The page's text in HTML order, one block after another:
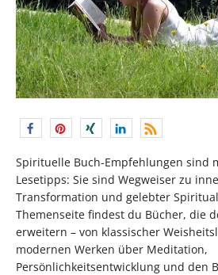
Spirituelle Buch-Empfehlungen sind
Lesetipps: Sie sind Wegweiser zu
Transformation und gelebter
Themenseite findest du Bücher, die
erweitern – von klassischer
modernen Werken über Meditation,
Persönlichkeitsentwicklung und den